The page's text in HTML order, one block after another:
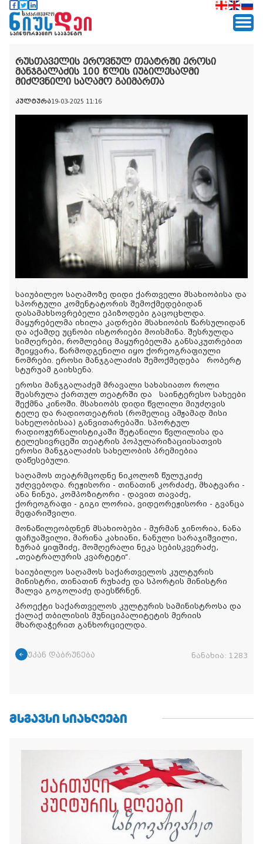
რუსთაველის ეროვნულ თეატრში ეროსი
მანჯგალაძის 100 წლის იუბილესადმი
მიძღვნილი საღამო გაიმართა
კულტურა19-03-2025 11:16
საიუბილეო საღამოზე დიდი ქართველი მსახიობისა და
სპორტული კომენტატორის შემოქმედებიდან
დასამახსოვრებელი ეპიზოდები გაცოცხლდა.
მაყურებელმა იხილა კადრები მსახიობის წარსულიდან
და აქამდე უცნობი ისტორიები მოისმინა. შესრულდა
სიმღერები, რომლებიც მაყურებელმა განსაკუთრებით
შეიყვარა, წარმოდგენილი იყო ქორეოგრაფიული
ნომრები. ეროსი მანჯგალაძის შემოქმედება რობერტ
სტურუამ გაიხსენა.
ეროსი მანჯგალაძემ მრავალი სახასიათო როლი
შეასრულა ქართულ თეატრში და საინტერესო სახეები
შექმნა კინოში. მსახიობს დიდი წვლილი მიუძღვის
ტელე და რადიოთეატრის (რომელიც ამჟამად მისი
სახელობისაა) განვითარებაში. სპორტულ
რადიოჟურნალისტიკაში შეტანილი წვლილისა და
ტელესივრცეში თეატრის პოპულარიზაციისათვის
ეროსი მანჯგალაძის სახელობის პრემიებია
დაწესებული.
საღამოს თეატრმცოდნე ნიკოლოზ წულუკიძე
უძღვებოდა. რეჟისორი - თინათინ კორძაძე, მხატვარი -
ანა ნინუა, კომპოზიტორი - დავით თავაძე,
ქორეოგრაფი - გიგი ლორია, ვიდეორეჟისორი - გვანცა
მეფარიშვილი.
მონაწილეობდნენ მსახიობები - მურმან ჯინორია, ნანა
ფაჩუაშვილი, მარინა კახიანი, ნანული სარაჯიშვილი,
ზურაბ ყიფშიძე, მომღერალი ნეკა სებისკვერაძე,
„თეატრალურის კვარტეტი“.
საიუბილეო საღამოს საქართველოს კულტურის
მინისტრი, თინათინ რუხაძე და სპორტის მინისტრი
შალვა გოგოლაძე დაესწრნენ.
პროექტი საქართველოს კულტურის სამინისტროსა და
ქალაქ თბილისის მუნიციპალიტეტის მერიის
მხარდაჭერით განხორციელდა.
უკან დაბრუნება ნანახია: 1283
ᲛᲡᲒᲐᲕᲡᲘ ᲡᲘᲐᲮᲚᲔᲔᲑᲘ